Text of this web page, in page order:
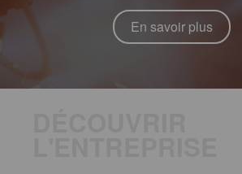
En savoir plus